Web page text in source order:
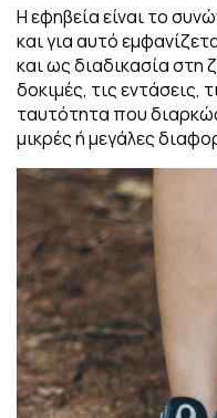
Η εφηβεία είναι το
και για αυτό
και ως διαδικασία
δοκιμές, τις εντάσεις,
ταυτότητα που
μικρές ή μεγάλες